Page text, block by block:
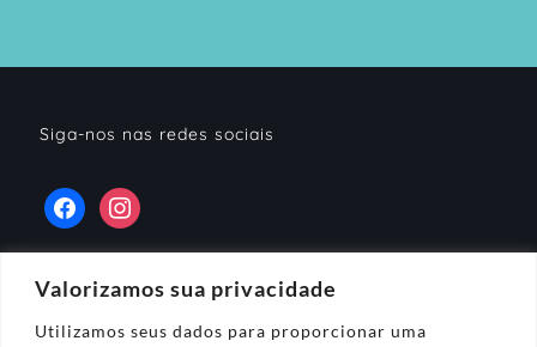
Valorizamos sua privacidade
Utilizamos seus dados para proporcionar uma
Siga-nos nas redes sociais